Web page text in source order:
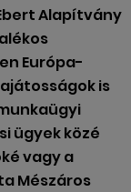
Alapítvány
Európa-
is
ügyek közé
vagy a
Mészáros